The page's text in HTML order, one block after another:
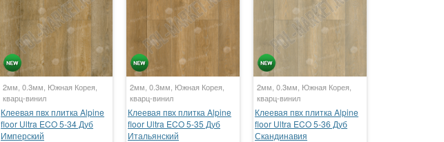
2мм, 0.3мм, Южная Корея,
кварц-винил
Клеевая пвх плитка Alpine
floor Ultra ECO 5-34 Дуб
Имперский
2мм, 0.3мм, Южная Корея,
кварц-винил
Клеевая пвх плитка Alpine
floor Ultra ECO 5-35 Дуб
Итальянский
2мм, 0.3мм, Южная Корея,
кварц-винил
Клеевая пвх плитка Alpine
floor Ultra ECO 5-36 Дуб
Скандинавия